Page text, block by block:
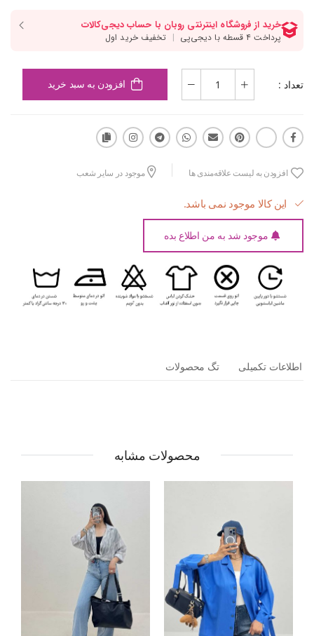
تعداد : افزودن به سبد خرید
افزودن به لیست علاقه‌مندی ها موجود در سایر شعب
این کالا موجود نمی باشد.
موجود شد به من اطلاع بده
اطلاعات تکمیلی تگ محصولات
محصولات مشابه